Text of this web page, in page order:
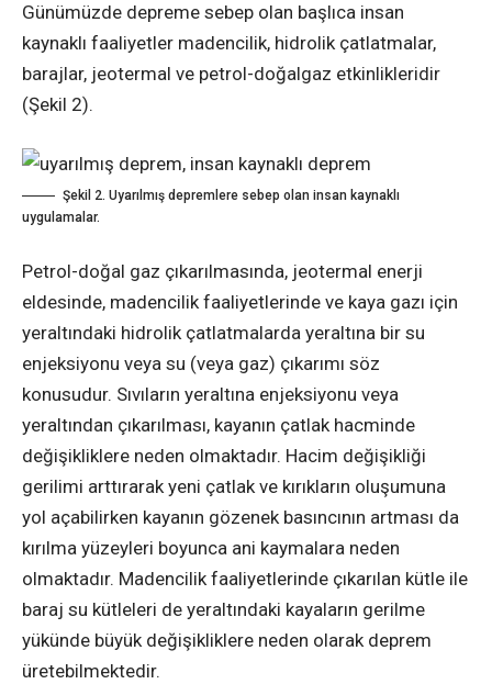
Günümüzde depreme sebep olan başlıca insan
kaynaklı faaliyetler madencilik, hidrolik çatlatmalar,
barajlar, jeotermal ve petrol-doğalgaz etkinlikleridir
(Şekil 2).
Şekil 2. Uyarılmış depremlere sebep olan insan kaynaklı
uygulamalar.
Petrol-doğal gaz çıkarılmasında, jeotermal enerji
eldesinde, madencilik faaliyetlerinde ve kaya gazı için
yeraltındaki hidrolik çatlatmalarda yeraltına bir su
enjeksiyonu veya su (veya gaz) çıkarımı söz
konusudur. Sıvıların yeraltına enjeksiyonu veya
yeraltından çıkarılması, kayanın çatlak hacminde
değişikliklere neden olmaktadır. Hacim değişikliği
gerilimi arttırarak yeni çatlak ve kırıkların oluşumuna
yol açabilirken kayanın gözenek basıncının artması da
kırılma yüzeyleri boyunca ani kaymalara neden
olmaktadır. Madencilik faaliyetlerinde çıkarılan kütle ile
baraj su kütleleri de yeraltındaki kayaların gerilme
yükünde büyük değişikliklere neden olarak deprem
üretebilmektedir.